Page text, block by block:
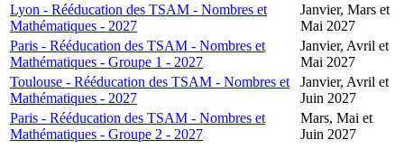
Lyon - Rééducation des TSAM - Nombres et
Mathématiques - 2027
Janvier, Mars et
Mai 2027
Paris - Rééducation des TSAM - Nombres et
Mathématiques - Groupe 1 - 2027
Janvier, Avril et
Mai 2027
Toulouse - Rééducation des TSAM - Nombres et
Mathématiques - 2027
Janvier, Avril et
Juin 2027
Paris - Rééducation des TSAM - Nombres et
Mathématiques - Groupe 2 - 2027
Mars, Mai et
Juin 2027